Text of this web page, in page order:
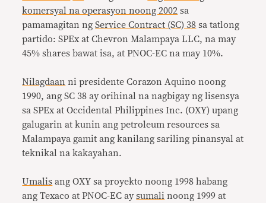
komersyal na operasyon noong 2002 sa
pamamagitan ngService Contract (SC) 38 sa tatlong
partido: SPEx at Chevron Malampaya LLC, na may
45% shares bawat isa, at PNOC-EC na may 10%.
Nilagdaan ni presidente Corazon Aquino noong
1990, ang SC 38 ay orihinal na nagbigay ng lisensya
sa SPEx at Occidental Philippines Inc. (OXY) upang
galugarin at kunin ang petroleum resources sa
Malampaya gamit ang kanilang sariling pinansyal at
teknikal na kakayahan.
Umalis ang OXY sa proyekto noong 1998 habang
ang Texaco at PNOC-EC aysumali noong 1999 at